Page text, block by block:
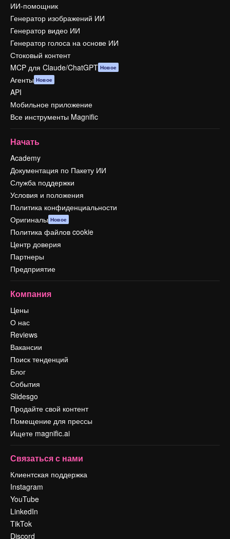
ИИ-помощник
Генератор изображений ИИ
Генератор видео ИИ
Генератор голоса на основе ИИ
Стоковый контент
MCP для Claude/ChatGPT Новое
Агенты Новое
API
Мобильное приложение
Все инструменты Magnific
Начать
Academy
Документация по Пакету ИИ
Служба поддержки
Условия и положения
Политика конфиденциальности
Оригиналы Новое
Политика файлов cookie
Центр доверия
Партнеры
Предприятие
Компания
Цены
О нас
Reviews
Вакансии
Поиск тенденций
Блог
События
Slidesgo
Продайте свой контент
Помещение для прессы
Ищете magnific.ai
Связаться с нами
Клиентская поддержка
Instagram
YouTube
LinkedIn
TikTok
Discord